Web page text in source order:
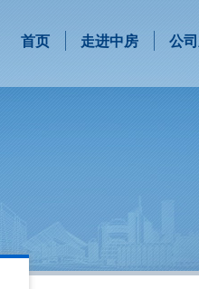
首页 走进中房 公